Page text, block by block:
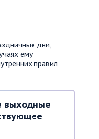
дни,
ему
правил
выходные